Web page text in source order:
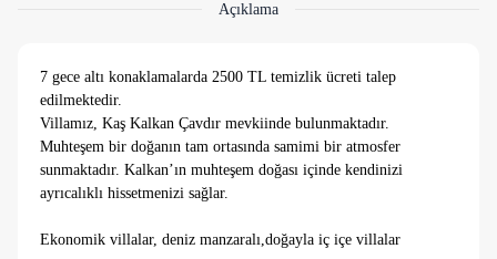
Açıklama
7 gece altı konaklamalarda 2500 TL temizlik ücreti talep
edilmektedir.
Villamız, Kaş Kalkan Çavdır mevkiinde bulunmaktadır.
Muhteşem bir doğanın tam ortasında samimi bir atmosfer
sunmaktadır. Kalkan’ın muhteşem doğası içinde kendinizi
ayrıcalıklı hissetmenizi sağlar.
Ekonomik villalar, deniz manzaralı,doğayla iç içe villalar